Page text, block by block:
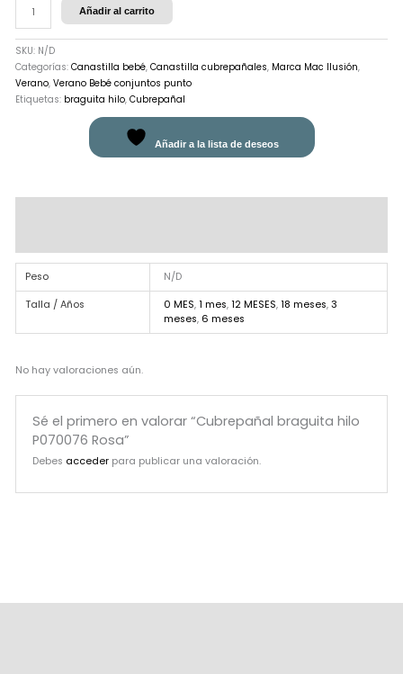
Añadir al carrito
SKU: N/D
Categorías: Canastilla bebé, Canastilla cubrepañales, Marca Mac Ilusión,
Verano, Verano Bebé conjuntos punto
Etiquetas: braguita hilo, Cubrepañal
Añadir a la lista de deseos
Peso N/D
Talla / Años 0 MES, 1 mes, 12 MESES, 18 meses, 3
meses, 6 meses
No hay valoraciones aún.
Sé el primero en valorar “Cubrepañal braguita hilo
P070076 Rosa”
Debes acceder para publicar una valoración.